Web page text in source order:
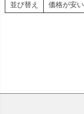
並び替え 価格が安